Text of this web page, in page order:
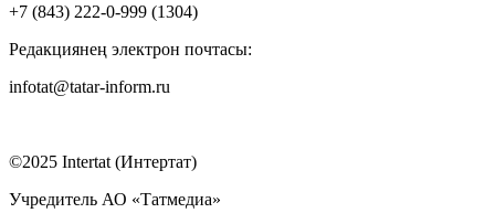
+7 (843) 222-0-999 (1304)
Редакциянең электрон почтасы:
infotat@tatar-inform.ru
©2025 Intertat (Интертат)
Учредитель АО «Татмедиа»